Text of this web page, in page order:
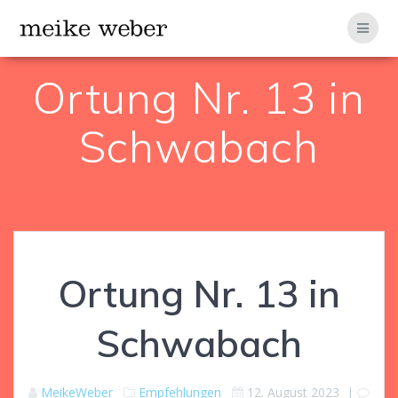
Ortung Nr. 13 in
Schwabach
Ortung Nr. 13 in
Schwabach
MeikeWeber Empfehlungen 12. August 2023 |